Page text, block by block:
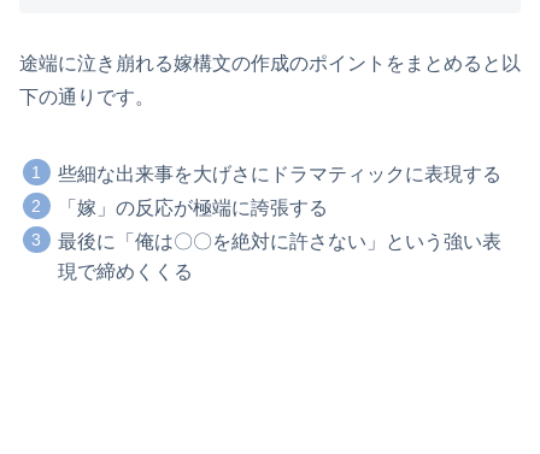
途端に泣き崩れる嫁構文の作成のポイントをまとめると以
下の通りです。
些細な出来事を大げさにドラマティックに表現する
「嫁」の反応が極端に誇張する
最後に「俺は〇〇を絶対に許さない」という強い表
現で締めくくる